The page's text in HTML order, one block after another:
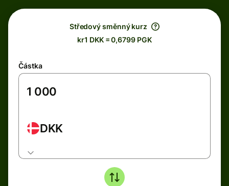
Středový směnný kurz
kr1 DKK = 0,6799 PGK
Částka
DKK